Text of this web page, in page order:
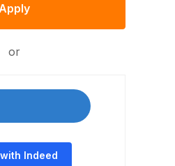
or
Indeed